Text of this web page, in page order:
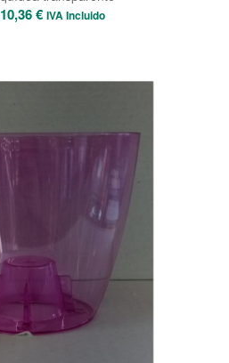
10,36€Rango
desde
10,36 €
IVA Incluido